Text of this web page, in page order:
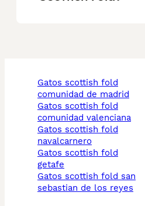
gatos scottish fold
comunidad de madrid
gatos scottish fold
comunidad valenciana
gatos scottish fold
navalcarnero
gatos scottish fold
getafe
gatos scottish fold san
sebastian de los reyes